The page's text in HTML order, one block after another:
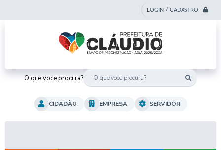
LOGIN / CADASTRO
O que voce procura?
CIDADÃO EMPRESA SERVIDOR